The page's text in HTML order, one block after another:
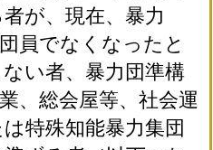
が、現在、暴力
員でなくなったと
い者、暴力団準構
、総会屋等、社会運
特殊知能暴力集団